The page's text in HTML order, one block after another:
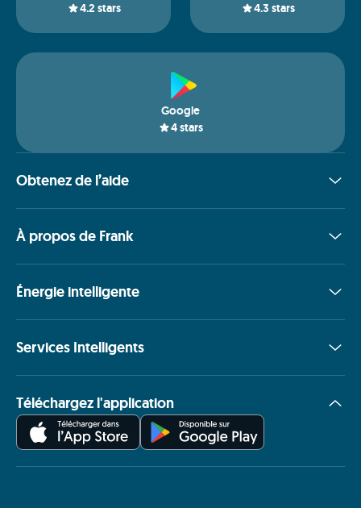
4.2 stars
4.3 stars
Google
4stars
Obtenez de l’aide
À propos de Frank
Énergie intelligente
Services Intelligents
Téléchargez l'application